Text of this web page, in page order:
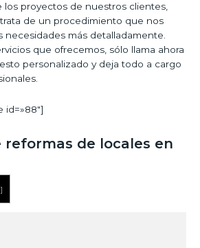
proyectos de nuestros clientes,
de un procedimiento que nos
necesidades más detalladamente.
que ofrecemos, sólo llama ahora
personalizado y deja todo a cargo
reformas de locales en
]